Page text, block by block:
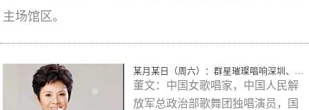
主场馆区。
某月某日（周六）：群星璀璨唱响深圳、歌颂一代伟人、春天的故事、大型演唱会！
董文：中国女歌唱家，中国人民解
放军总政治部歌舞团独唱演员，国